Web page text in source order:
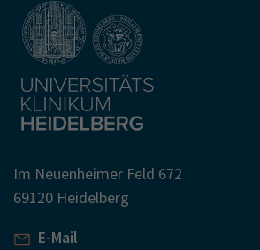
Im Neuenheimer Feld 672
69120 Heidelberg
E-Mail